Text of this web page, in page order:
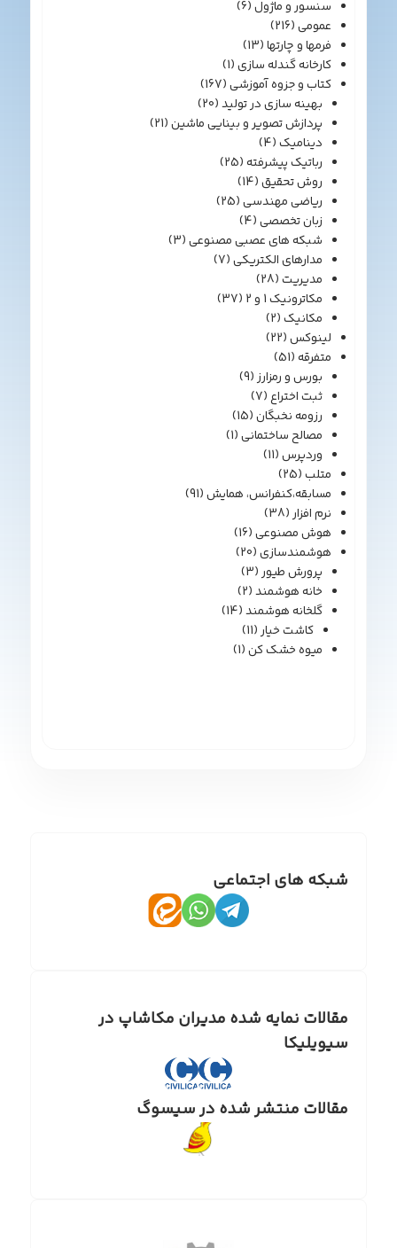
سنسور و ماژول(6)
عمومی(216)
فرمها و چارتها(13)
کارخانه گندله سازی(1)
کتاب و جزوه آموزشی(167)
بهینه سازی در تولید(20)
پردازش تصویر و بینایی ماشین(21)
دینامیک(4)
رباتیک پیشرفته(25)
روش تحقیق(14)
ریاضی مهندسی(25)
زبان تخصصی(4)
شبکه های عصبی مصنوعی(3)
مدارهای الکتریکی(7)
مدیریت(28)
مکاترونیک 1 و 2
(37)
مکانیک(2)
لینوکس(22)
متفرقه(51)
بورس و رمزارز(9)
ثبت اختراع(7)
رزومه نخبگان(15)
مصالح ساختمانی(1)
وردپرس(11)
متلب(25)
مسابقه،کنفرانس، همایش(91)
نرم افزار(38)
هوش مصنوعی(16)
هوشمندسازی(20)
پرورش طیور(3)
خانه هوشمند(2)
گلخانه هوشمند(14)
کاشت خیار(11)
میوه خشک کن(1)
شبکه های اجتماعی
مقالات نمایه شده مدیران مکاشاپ در
سیویلیکا
مقالات منتشر شده در سیسوگ